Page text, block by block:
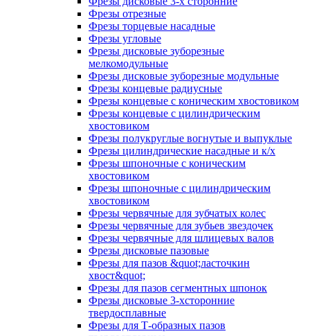
Фрезы отрезные
Фрезы торцевые насадные
Фрезы угловые
Фрезы дисковые зуборезные
мелкомодульные
Фрезы дисковые зуборезные модульные
Фрезы концевые радиусные
Фрезы концевые с коническим хвостовиком
Фрезы концевые с цилиндрическим
хвостовиком
Фрезы полукруглые вогнутые и выпуклые
Фрезы цилиндрические насадные и к/х
Фрезы шпоночные с коническим
хвостовиком
Фрезы шпоночные с цилиндрическим
хвостовиком
Фрезы червячные для зубчатых колес
Фрезы червячные для зубьев звездочек
Фрезы червячные для шлицевых валов
Фрезы дисковые пазовые
Фрезы для пазов &quot;ласточкин
хвост&quot;
Фрезы для пазов сегментных шпонок
Фрезы дисковые 3-хсторонние
твердосплавные
Фрезы для Т-образных пазов